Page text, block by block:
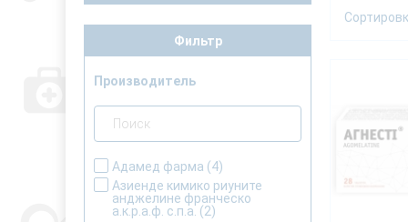
Фильтр
Производитель
Адамед фарма (4)
Азиенде кимико риуните
анджелине франческо
а.к.р.а.ф. с.п.а. (2)